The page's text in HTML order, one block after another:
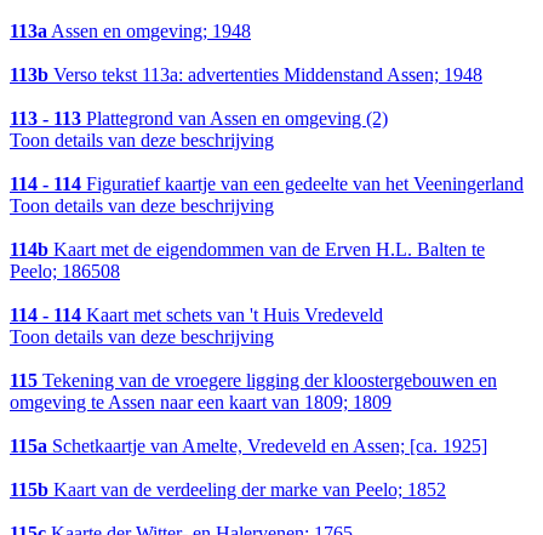
113aAssen en omgeving; 1948
113b Verso tekst 113a: advertenties Middenstand Assen; 1948
113 - 113 Plattegrond van Assen en omgeving (2)
Toon details van deze beschrijving
114 - 114 Figuratief kaartje van een gedeelte van het Veeningerland
Toon details van deze beschrijving
114b Kaart met de eigendommen van de Erven H.L. Balten te
Peelo; 186508
114 - 114 Kaart met schets van 't Huis Vredeveld
Toon details van deze beschrijving
115 Tekening van de vroegere ligging der kloostergebouwen en
omgeving te Assen naar een kaart van 1809; 1809
115a Schetkaartje van Amelte, Vredeveld en Assen; [ca. 1925]
115b Kaart van de verdeeling der marke van Peelo; 1852